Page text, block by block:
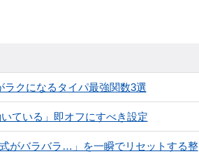
ラクになるタイパ最強関数3選
ている」即オフにすべき設定
がバラバラ…」を一瞬でリセットする整